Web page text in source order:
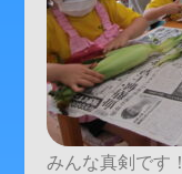
みんな真剣です！